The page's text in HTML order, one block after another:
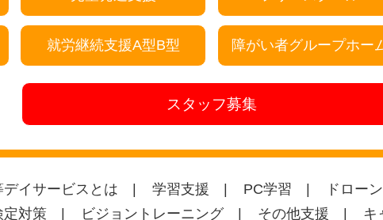
就労継続支援A型B型 障がい者グループホー
スタッフ募集
デイサービスとは 学習支援 PC学習 ドローン
定対策 ビジョントレーニング その他支援 キ